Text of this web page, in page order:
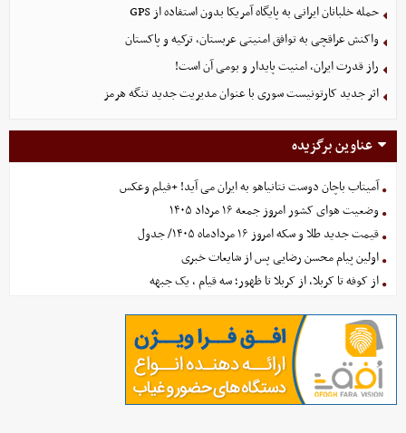
حمله خلبانان ایرانی به پایگاه آمریکا بدون استفاده از GPS
واکنش عراقچی به توافق امنیتی عربستان، ترکیه و پاکستان
راز قدرت ایران، امنیت پایدار و بومی آن است!
اثر جدید کارتونیست سوری با عنوان مدیریت جدید تنگه هرمز
عناوین برگزیده
آمیتاب باچان دوست نتانیاهو به ایران می آید! +فیلم وعکس
وضعیت هوای کشور امروز جمعه ۱۶ مرداد ۱۴۰۵
قیمت جدید طلا و سکه امروز ۱۶ مردادماه ۱۴۰۵/ جدول
اولین پیام محسن رضایی پس از شایعات خبری
از کوفه تا کربلا، از کربلا تا ظهور؛ سه قیام ، یک جبهه